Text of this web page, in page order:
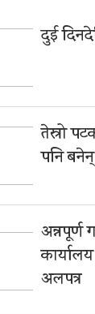
दुई
तेस्रो
पनि
अन्नपूर्ण
अलपत्र